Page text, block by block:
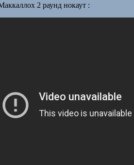
2 раунд нокаут :